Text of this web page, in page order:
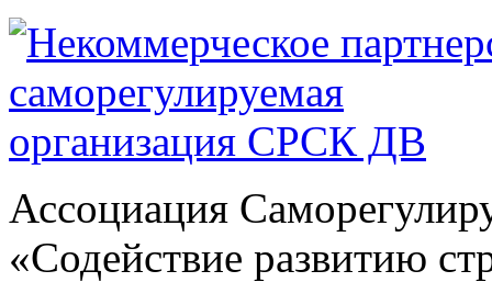
Ассоциация
«Содействие развитию